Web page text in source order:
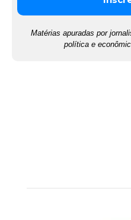
Matérias apuradas por
política e